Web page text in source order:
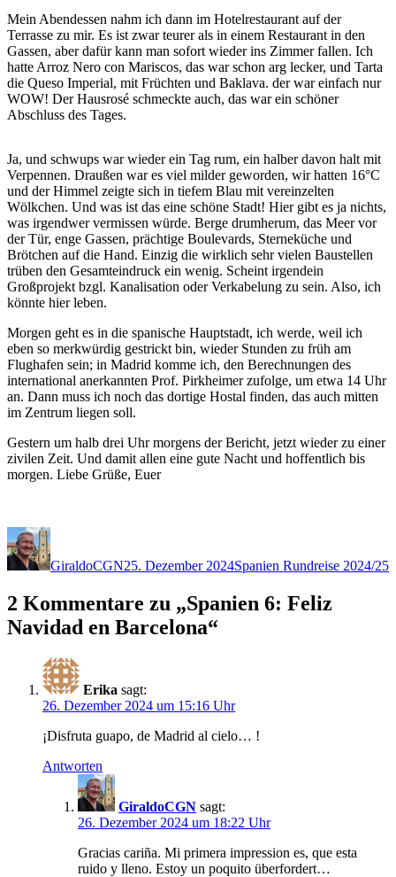
Mein Abendessen nahm ich dann im Hotelrestaurant auf der
Terrasse zu mir. Es ist zwar teurer als in einem Restaurant in den
Gassen, aber dafür kann man sofort wieder ins Zimmer fallen. Ich
hatte Arroz Nero con Mariscos, das war schon arg lecker, und Tarta
die Queso Imperial, mit Früchten und Baklava. der war einfach nur
WOW! Der Hausrosé schmeckte auch, das war ein schöner
Abschluss des Tages.
Ja, und schwups war wieder ein Tag rum, ein halber davon halt mit
Verpennen. Draußen war es viel milder geworden, wir hatten 16°C
und der Himmel zeigte sich in tiefem Blau mit vereinzelten
Wölkchen. Und was ist das eine schöne Stadt! Hier gibt es ja nichts,
was irgendwer vermissen würde. Berge drumherum, das Meer vor
der Tür, enge Gassen, prächtige Boulevards, Sterneküche und
Brötchen auf die Hand. Einzig die wirklich sehr vielen Baustellen
trüben den Gesamteindruck ein wenig. Scheint irgendein
Großprojekt bzgl. Kanalisation oder Verkabelung zu sein. Also, ich
könnte hier leben.
Morgen geht es in die spanische Hauptstadt, ich werde, weil ich
eben so merkwürdig gestrickt bin, wieder Stunden zu früh am
Flughafen sein; in Madrid komme ich, den Berechnungen des
international anerkannten Prof. Pirkheimer zufolge, um etwa 14 Uhr
an. Dann muss ich noch das dortige Hostal finden, das auch mitten
im Zentrum liegen soll.
Gestern um halb drei Uhr morgens der Bericht, jetzt wieder zu einer
zivilen Zeit. Und damit allen eine gute Nacht und hoffentlich bis
morgen. Liebe Grüße, Euer
Autor
GiraldoCGN25. Dezember 2024Spanien Rundreise 2024/25
2 Kommentare zu „Spanien 6: Feliz
Navidad en Barcelona“
Erika sagt:
26. Dezember 2024 um 15:16 Uhr
¡Disfruta guapo, de Madrid al cielo… !
Antworten
GiraldoCGN sagt:
26. Dezember 2024 um 18:22 Uhr
Gracias cariña. Mi primera impression es, que esta
ruido y lleno. Estoy un poquito überfordert…